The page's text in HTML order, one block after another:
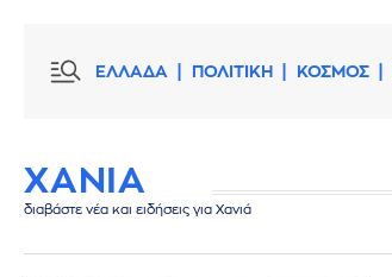
ΕΛΛΑΔΑ ΠΟΛΙΤΙΚΗ ΚΟΣΜΟΣ
ΧΑΝΙΑ
διαβάστε νέα και ειδήσεις για Χανιά